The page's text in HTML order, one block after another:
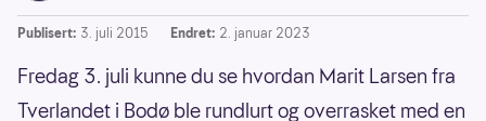
Publisert: 3. juli 2015 Endret: 2. januar 2023
Fredag 3. juli kunne du se hvordan Marit Larsen fra
Tverlandet i Bodø ble rundlurt og overrasket med en